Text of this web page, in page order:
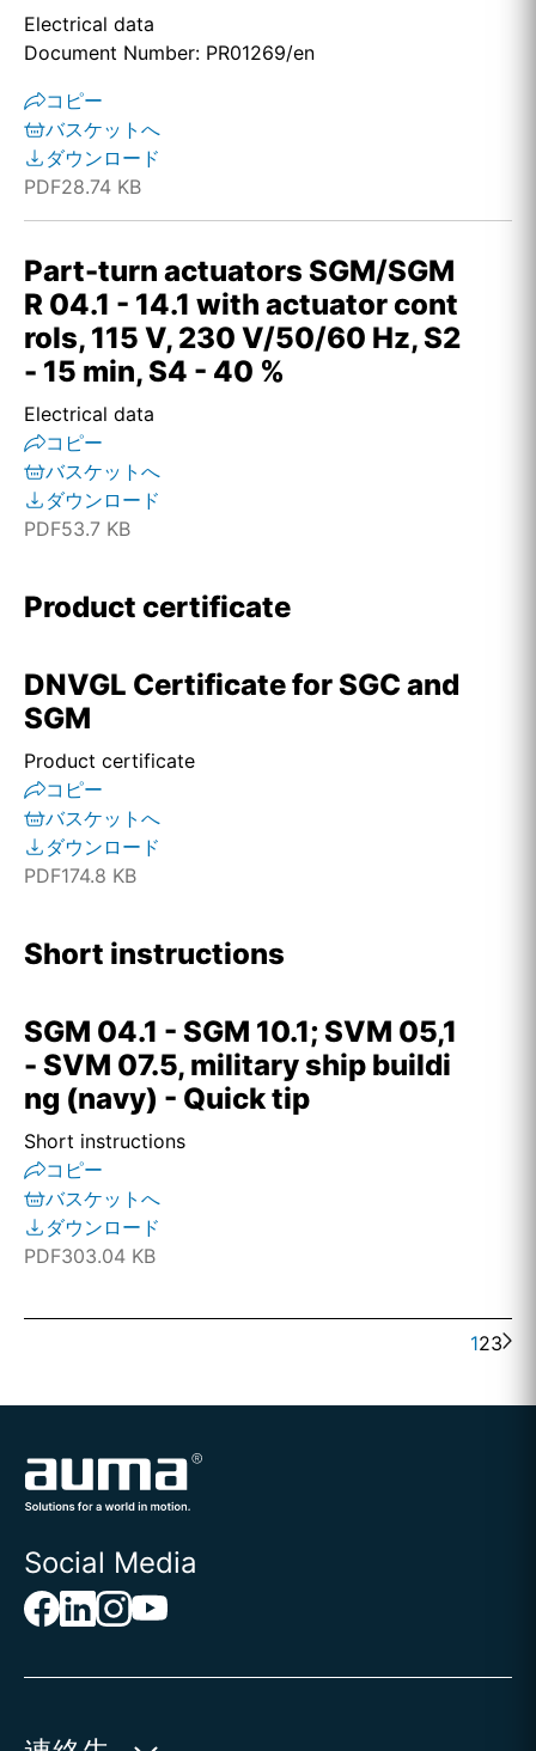
Electrical data
Document Number: PR01269/en
コピー
バスケットへ
ダウンロード
PDF28.74 KB
Part-turn actuators SGM/SGM
R 04.1 - 14.1 with actuator cont
rols, 115 V, 230 V/50/60 Hz, S2
- 15 min, S4 - 40 %
Electrical data
コピー
バスケットへ
ダウンロード
PDF53.7 KB
Product certificate
DNVGL Certificate for SGC and
SGM
Product certificate
コピー
バスケットへ
ダウンロード
PDF174.8 KB
Short instructions
SGM 04.1 - SGM 10.1; SVM 05,1
- SVM 07.5, military ship buildi
ng (navy) - Quick tip
Short instructions
コピー
バスケットへ
ダウンロード
PDF303.04 KB
123
Social Media